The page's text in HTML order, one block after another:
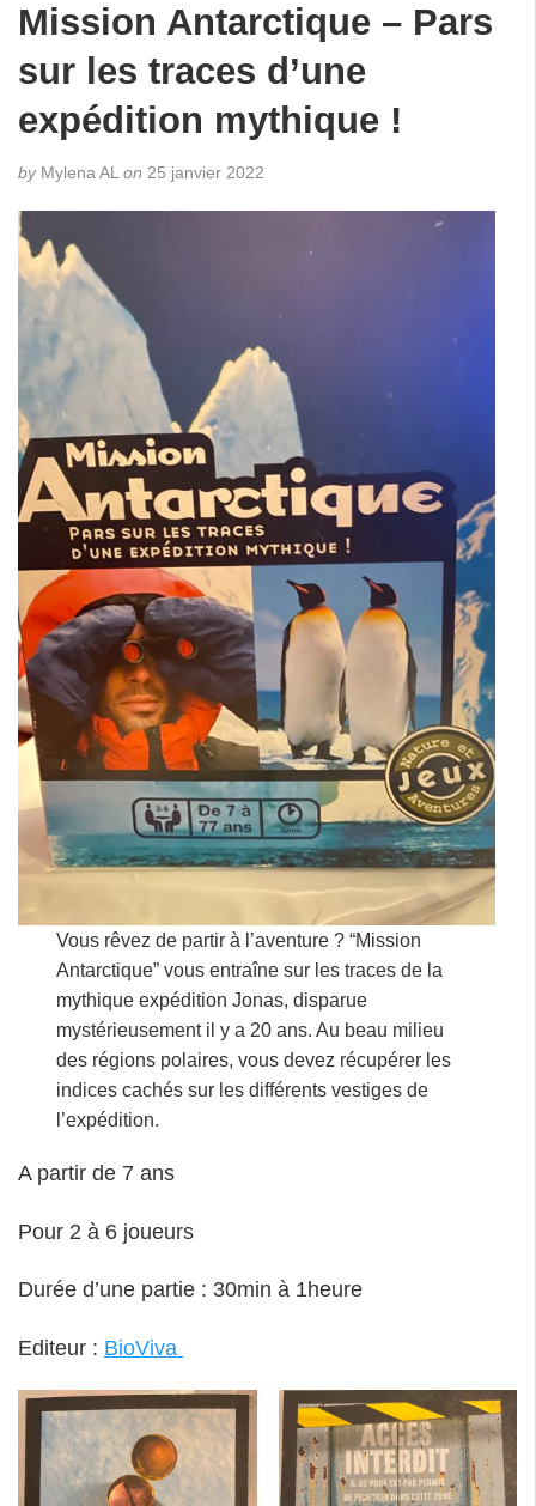
Mission Antarctique – Pars
sur les traces d’une
expédition mythique !
byMylena AL on 25 janvier 2022
Vous rêvez de partir à l’aventure ? “Mission
Antarctique” vous entraîne sur les traces de la
mythique expédition Jonas, disparue
mystérieusement il y a 20 ans. Au beau milieu
des régions polaires, vous devez récupérer les
indices cachés sur les différents vestiges de
l’expédition.
A partir de 7 ans
Pour 2 à 6 joueurs
Durée d’une partie : 30min à 1heure
Editeur : BioViva